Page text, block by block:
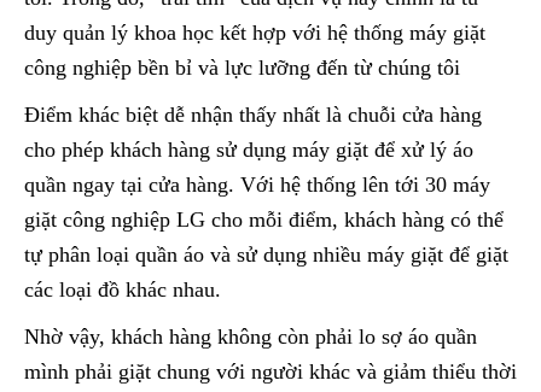
duy quản lý khoa học kết hợp với hệ thống máy giặt
công nghiệp bền bỉ và lực lưỡng đến từ chúng tôi
Điểm khác biệt dễ nhận thấy nhất là chuỗi cửa hàng
cho phép khách hàng sử dụng máy giặt để xử lý áo
quần ngay tại cửa hàng. Với hệ thống lên tới 30 máy
giặt công nghiệp LG cho mỗi điểm, khách hàng có thể
tự phân loại quần áo và sử dụng nhiều máy giặt để giặt
các loại đồ khác nhau.
Nhờ vậy, khách hàng không còn phải lo sợ áo quần
mình phải giặt chung với người khác và giảm thiểu thời